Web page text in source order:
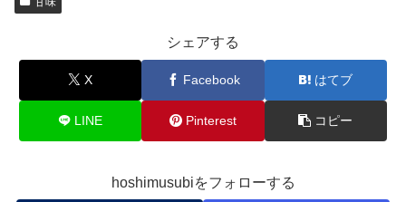
シェアする
X Facebook はてブ
LINE Pinterest コピー
hoshimusubiをフォローする